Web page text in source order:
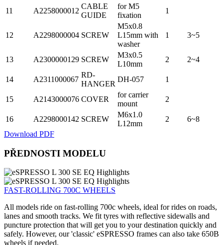
11 A2258000012
CABLE
GUIDE
for M5
fixation
1
12 A2298000004 SCREW
M5x0.8
L15mm with
washer
1 3~5
13 A2300000129 SCREW
M3x0.5
L10mm
2 2~4
14 A2311000067
RD-
HANGER
DH-057 1
15 A2143000076 COVER
for carrier
mount
2
16 A2298000142 SCREW
M6x1.0
L12mm
2
6~8
Download PDF
PŘEDNOSTI MODELU
FAST-ROLLING 700C WHEELS
All models ride on fast-rolling 700c wheels, ideal for rides on roads,
lanes and smooth tracks. We fit tyres with reflective sidewalls and
puncture protection that will get you to your destination quickly and
safely. However, our 'classic' eSPRESSO frames can also take 650B
wheels if needed.